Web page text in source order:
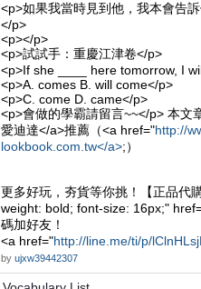
<p>如果我當時見到他，我本會告
</p>
<p></p>
<p>試試手：重慶江津卷</p>
<p>If she ____ here tomorrow, I
<p>A. comes B. will come</p>
<p>C. come D. came</p>
<p>會做的
愛迪達</a>推薦（<a href="http://
lookbook.com.tw</a>;）
更多好玩，夯貨等你挑！【正品代
weight: bold; font-size: 16px;"
碼加好友！
<a href="http://line.me/ti/p/
by ujxw39442307